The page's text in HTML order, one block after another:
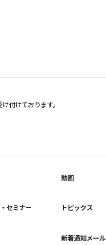
付けております。
セミナー
動画
トピックス
新着通知メール